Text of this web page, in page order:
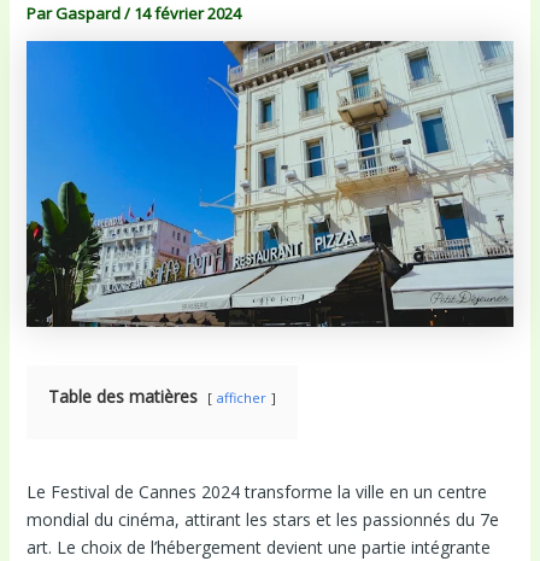
ParGaspard/14 février 2024
Table des matières afficher
Le Festival de Cannes 2024 transforme la ville en un centre
mondial du cinéma, attirant les stars et les passionnés du 7e
art. Le choix de l’hébergement devient une partie intégrante